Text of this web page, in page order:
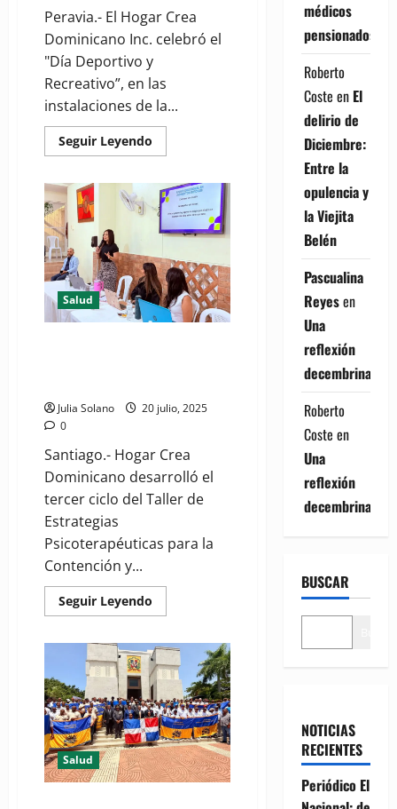
Peravia.- El Hogar Crea
Dominicano Inc. celebró el
"Día Deportivo y
Recreativo”, en las
instalaciones de la...
Seguir Leyendo
more
Hogar
Crea
Dominicano
desarrolla
“Día
y
Recreativo”
en
Baní
Salud
Julia Solano
20 julio, 2025
0
Santiago.- Hogar Crea
Dominicano desarrolló el
tercer ciclo del Taller de
Estrategias
Psicoterapéuticas para la
Contención y...
Seguir Leyendo
more
Hogar
Crea
Dominicano
busca
brindar
atención
integral
y
de
alta
calidad
Salud
médicos
pensionados
Roberto
Coste en El
delirio de
Diciembre:
Entre la
opulencia y
la Viejita
Belén
Pascualina
Reyesen
Una
reflexión
decembrina
Roberto
Coste en
Una
reflexión
decembrina
BUSCAR
NOTICIAS
RECIENTES
Periódico El